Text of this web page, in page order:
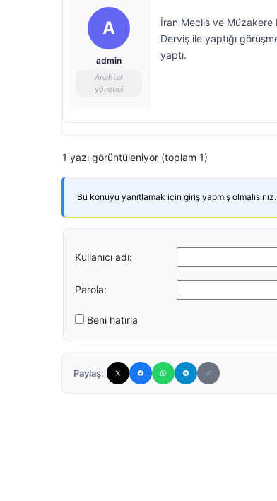
A
admin
Anahtar
yönetici
İran Meclis ve Müzakere
Derviş ile yaptığı
yaptı.
1 yazı görüntüleniyor (toplam 1)
Bu konuyu yanıtlamak için giriş yapmış olmalısınız.
Kullanıcı adı:
Parola:
Beni hatırla
Paylaş: